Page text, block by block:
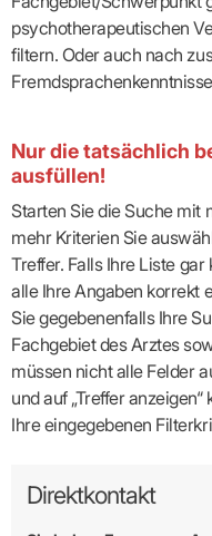
psychotherapeutischen
filtern. Oder auch nach
Nur die tatsächlich
ausfüllen!
Starten Sie die Suche mit
mehr Kriterien Sie
Treffer. Falls Ihre Liste
alle Ihre Angaben korrekt
Sie gegebenenfalls Ihre
Fachgebiet des Arztes
müssen nicht alle Felder
und auf „Treffer
Ihre eingegebenen
Direktkontakt